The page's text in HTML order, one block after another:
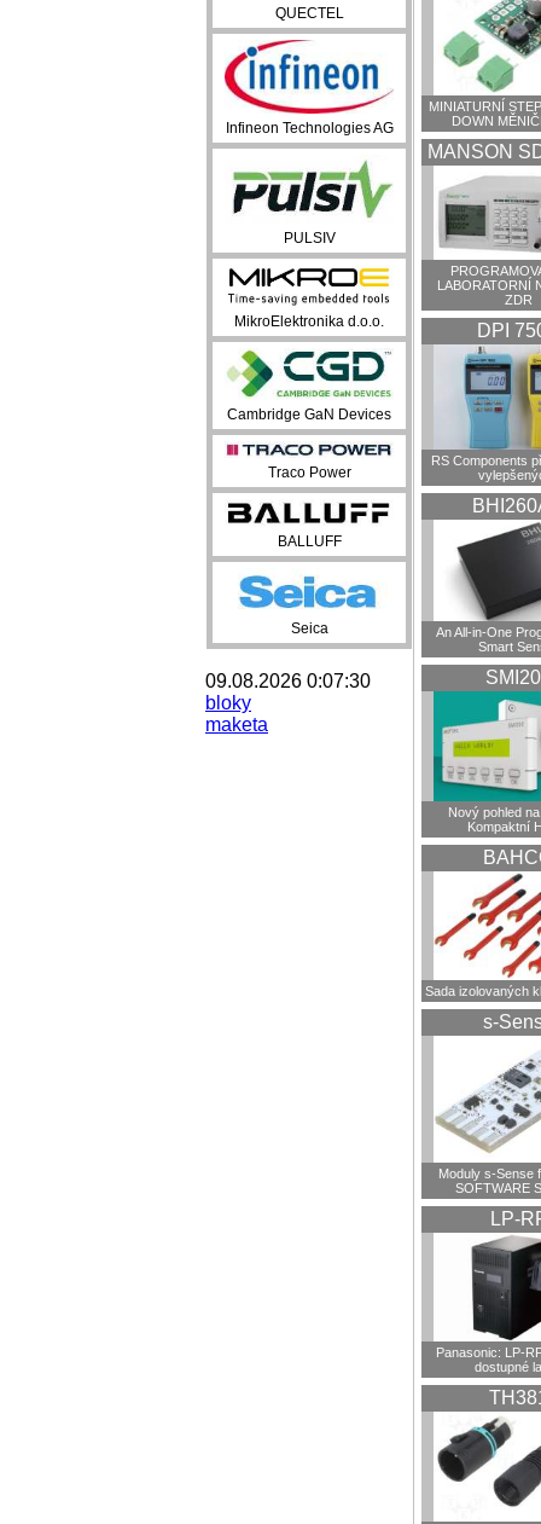
QUECTEL
Infineon Technologies AG
PULSIV
MikroElektronika d.o.o.
Cambridge GaN Devices
Traco Power
BALLUFF
Seica
09.08.2026 0:07:30
bloky
maketa
MINIATURNÍ
DOWN
MANSON
LABORATORNÍ
ZDR
DPI
RS Components
An All-in-One
Smart
Nový pohled
Kompaktní
Sada izolovaných
s-
Moduly s-Sense
SOFTWARE
LP-
Panasonic: LP-
dostupné